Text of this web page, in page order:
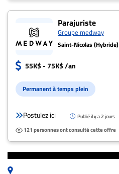
Parajuriste
Groupe medway
Saint-Nicolas (Hybride)
55K$ - 75K$ /an
Permanent à temps plein
Postulez ici Publié il y a 2 jours
121 personnes ont consulté cette offre